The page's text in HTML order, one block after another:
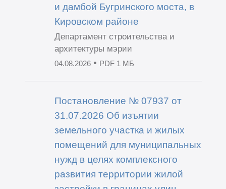
и дамбой Бугринского моста, в
Кировском районе
Департамент строительства и
архитектуры мэрии
04.08.2026• PDF 1 МБ
Постановление № 07937 от
31.07.2026 Об изъятии
земельного участка и жилых
помещений для муниципальных
нужд в целях комплексного
развития территории жилой